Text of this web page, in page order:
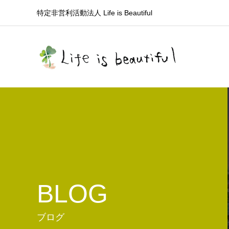
特定非営利活動法人 Life is Beautiful
BLOG
ブログ